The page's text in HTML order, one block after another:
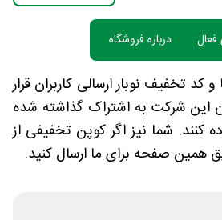
درباره فروشگاه
تخفیف نوبار ارسالی کاربران قرار
این شرکت به اشتراک گذاشته شده
کنند. شما نیز اگر کوپن تخفیفی از
همین صفحه برای ما ارسال کنید.